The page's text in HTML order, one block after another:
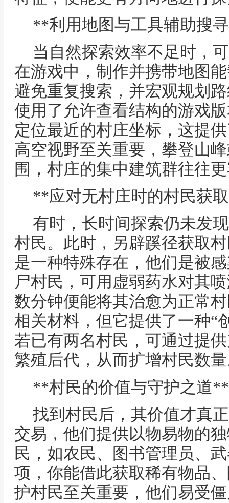
**利用地图与工具辅助搜
当自然探索效率不足时，
在游戏中，制作并携带地图
避免重复搜索，并宏观规划
使用了允许查看结构的游戏
定位最近的村庄坐标，这提
高空视野至关重要，攀登山
围，村庄的集中建筑群往往
**应对无村庄时的村民获
有时，长时间探索仍未发
村民。此时，另辟蹊径获取
是一种特殊存在，他们是被
尸村民，可用虚弱药水对其
数分钟便能将其治愈为正常
相关材料，但它提供了一种“
若已有两名村民，可通过提
繁殖后代，从而扩增村民数
**村民的价值与守护之道**
找到村民后，其价值才真
交易，他们提供以物易物的
民，如农民、图书管理员、
项，你能借此获取稀有物品
护村民至关重要，他们易受